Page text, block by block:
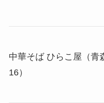
中華そば ひらこ屋（青
16）